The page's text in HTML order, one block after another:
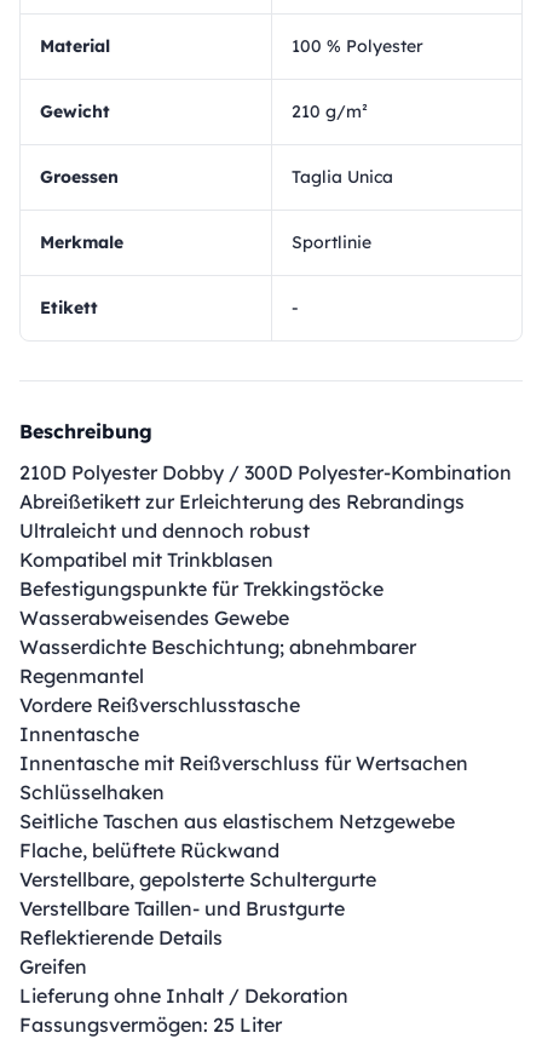
Material 100 % Polyester
Gewicht 210 g/m²
Groessen Taglia Unica
Merkmale Sportlinie
Etikett -
Beschreibung
210D Polyester Dobby / 300D Polyester-Kombination
Abreißetikett zur Erleichterung des Rebrandings
Ultraleicht und dennoch robust
Kompatibel mit Trinkblasen
Befestigungspunkte für Trekkingstöcke
Wasserabweisendes Gewebe
Wasserdichte Beschichtung; abnehmbarer
Regenmantel
Vordere Reißverschlusstasche
Innentasche
Innentasche mit Reißverschluss für Wertsachen
Schlüsselhaken
Seitliche Taschen aus elastischem Netzgewebe
Flache, belüftete Rückwand
Verstellbare, gepolsterte Schultergurte
Verstellbare Taillen- und Brustgurte
Reflektierende Details
Greifen
Lieferung ohne Inhalt / Dekoration
Fassungsvermögen: 25 Liter